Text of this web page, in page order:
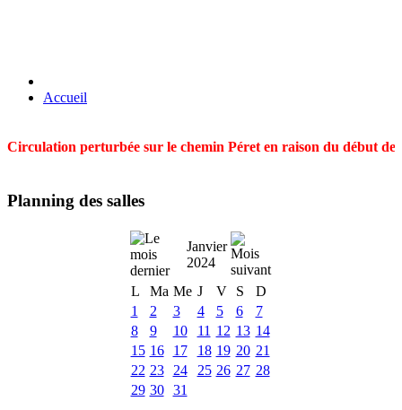
Accueil
Circulation perturbée sur le chemin Péret en raison du début
Planning des salles
Janvier
2024
L
Ma Me J V S
D
1
2 3 4 5 6
7
8
9 10 11 12 13 14
15 16 17 18 19 20 21
22 23 24 25 26 27 28
29 30 31